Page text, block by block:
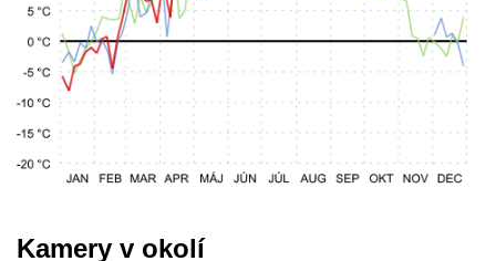
Kamery v okolí